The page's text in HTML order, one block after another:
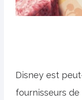
Disney est
fournisseurs